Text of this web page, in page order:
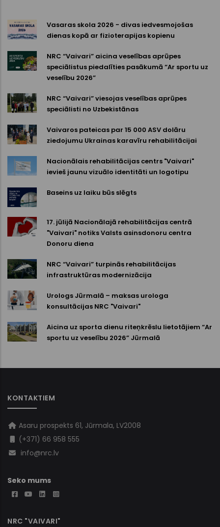
Vasaras skola 2026 - divas iedvesmojošas
dienas kopā ar fizioterapijas kopienu
NRC “Vaivari” aicina veselības aprūpes
speciālistus piedalīties pasākumā “Ar sportu uz
veselību 2026”
NRC “Vaivari” viesojas veselības aprūpes
speciālisti no Uzbekistānas
Vaivaros pateicas par 15 000 ASV dolāru
ziedojumu Ukrainas karavīru rehabilitācijai
Nacionālais rehabilitācijas centrs "Vaivari"
ievieš jaunu vizuālo identitāti un logotipu
Baseins uz laiku būs slēgts
17. jūlijā Nacionālajā rehabilitācijas centrā
"Vaivari" notiks Valsts asinsdonoru centra
Donoru diena
NRC “Vaivari” turpinās rehabilitācijas
infrastruktūras modernizācija
Urologs Jūrmalā – maksas urologa
konsultācijas NRC "Vaivari"
Aicina uz sporta dienu riteņkrēslu lietotājiem “Ar
sportu uz veselību 2026” Jūrmalā
KONTAKTIEM
Asaru prospekts 61, Jūrmala, LV2008
(+371) 66 958 555
info@nrc.lv
Seko mums
NRC "VAIVARI"